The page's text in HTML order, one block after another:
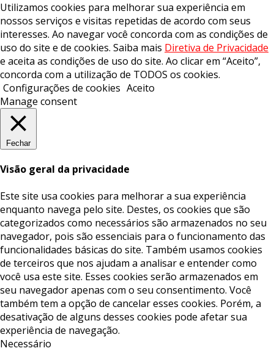
Utilizamos cookies para melhorar sua experiência em
nossos serviços e visitas repetidas de acordo com seus
interesses. Ao navegar você concorda com as condições de
uso do site e de cookies. Saiba mais Diretiva de Privacidade
e aceita as condições de uso do site. Ao clicar em “Aceito”,
concorda com a utilização de TODOS os cookies.
Configurações de cookies Aceito
Manage consent
Fechar
Visão geral da privacidade
Este site usa cookies para melhorar a sua experiência
enquanto navega pelo site. Destes, os cookies que são
categorizados como necessários são armazenados no seu
navegador, pois são essenciais para o funcionamento das
funcionalidades básicas do site. Também usamos cookies
de terceiros que nos ajudam a analisar e entender como
você usa este site. Esses cookies serão armazenados em
seu navegador apenas com o seu consentimento. Você
também tem a opção de cancelar esses cookies. Porém, a
desativação de alguns desses cookies pode afetar sua
experiência de navegação.
Necessário